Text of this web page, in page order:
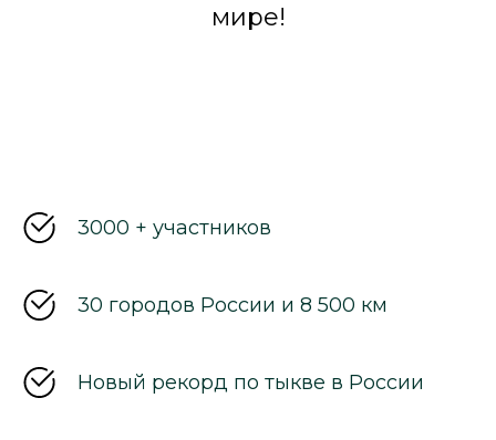
мире!
3000 + участников
30 городов России и 8 500 км
Новый рекорд по тыкве в России